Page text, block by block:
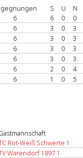
S U N
6 6 0 0
6 3 0 3
6 3 0 3
6 3 0 3
6 3 0 3
6 2 0 4
6 1 0 5
Rot-Weiß Schwerte 1
Warendorf 1897 1